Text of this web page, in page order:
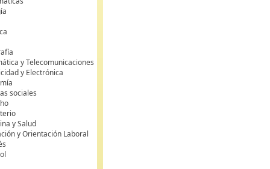
y Telecomunicaciones
y Electrónica
sociales
y Salud
y Orientación Laboral